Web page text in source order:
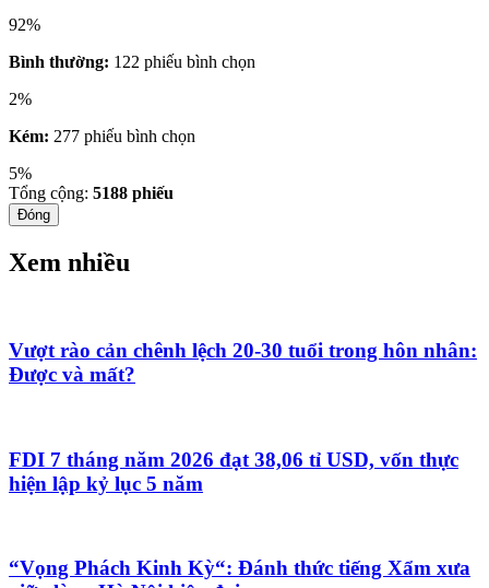
92%
Bình thường: 122 phiếu bình chọn
2%
Kém: 277 phiếu bình chọn
5%
Tổng cộng: 5188 phiếu
Đóng
Xem nhiều
Vượt rào cản chênh lệch 20-30 tuổi trong hôn nhân:
Được và mất?
FDI 7 tháng năm 2026 đạt 38,06 tỉ USD, vốn thực
hiện lập kỷ lục 5 năm
“Vọng Phách Kinh Kỳ“: Đánh thức tiếng Xẩm xưa